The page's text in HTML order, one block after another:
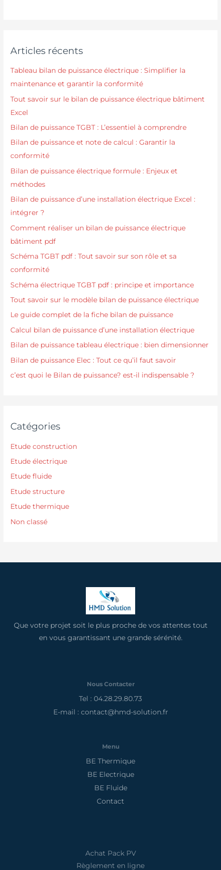
Articles récents
Tableau bilan de puissance électrique : Simplifier la
maintenance et garantir la conformité
Tout savoir sur le bilan de puissance électrique bâtiment
Excel
Bilan de puissance TGBT : L’essentiel à comprendre
Bilan de puissance et note de calcul : Garantir la
conformité
Bilan de puissance électrique formule : Enjeux et
méthodes
Bilan de puissance d’une installation électrique Excel :
intégrer ?
Comment réaliser un bilan de puissance électrique
bâtiment pdf
Schéma TGBT pdf : Tout savoir sur son rôle et sa
conformité
Schéma électrique TGBT pdf : principe et importance
Tout savoir sur le modèle bilan de puissance électrique
Le guide complet de la fiche bilan de puissance
Calcul bilan de puissance d’une installation électrique
Bilan de puissance tableau électrique : bien dimensionner
Bilan de puissance Elec : Tout ce qu’il faut savoir
c’est quoi le Bilan de puissance? est-il indispensable ?
Catégories
Etude construction
Etude électrique
Etude fluide
Etude structure
Etude thermique
Non classé
Que votre projet soit le plus proche de vos attentes tout
en vous garantissant une grande sérénité.
Nous Contacter
Tel : 04.28.29.80.73
E-mail : contact@hmd-solution.fr
Menu
BE Thermique
BE Electrique
BE Fluide
Contact
Achat Pack PV
Règlement en ligne